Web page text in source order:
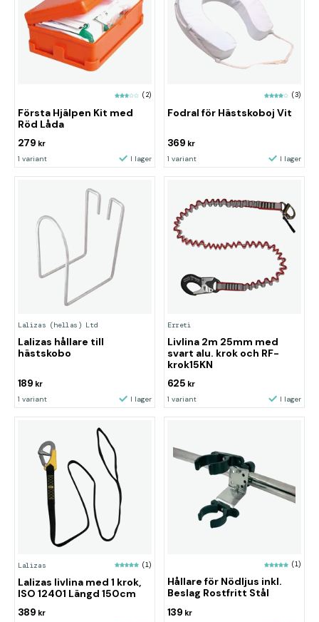
(2)
Första Hjälpen Kit med
Röd Låda
279 kr
1 variant I lager
(3)
Fodral för Hästskoboj Vit
369 kr
1 variant I lager
Lalizas (hellas) Ltd
Lalizas hållare till
hästskobo
189 kr
1 variant I lager
Erreti
Livlina 2m 25mm med
svart alu. krok och RF-
krok15KN
625 kr
1 variant I lager
Lalizas (1)
Lalizas livlina med 1 krok,
ISO 12401 Längd 150cm
389 kr
(1)
Hållare för Nödljus inkl.
Beslag Rostfritt Stål
139 kr